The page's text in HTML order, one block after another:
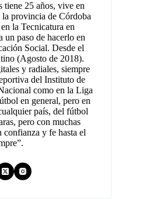
tiene 25 años, vive en
provincia de Córdoba
la Tecnicatura en
paso de hacerlo en
Social. Desde el
(Agosto de 2018).
y radiales, siempre
del Instituto de
como en la Liga
en general, pero en
país, del fútbol
pero con muchas
confianza y fe hasta el